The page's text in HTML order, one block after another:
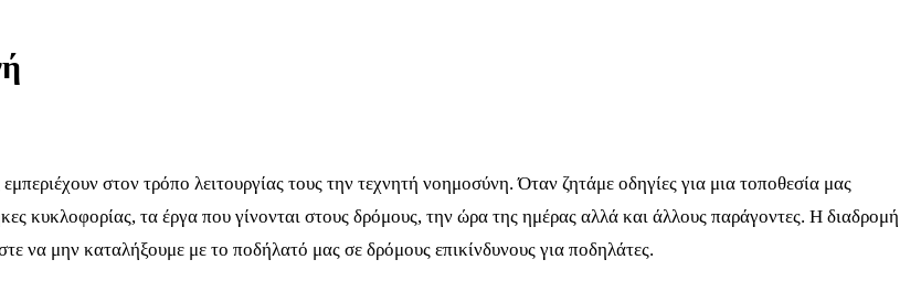
στον τρόπο λειτουργίας τους την τεχνητή νοημοσύνη. Όταν ζητάμε οδηγίες για μια τοποθεσία μας
κυκλοφορίας, τα έργα που γίνονται στους δρόμους, την ώρα της ημέρας αλλά και άλλους παράγοντες. Η διαδρομή
να μην καταλήξουμε με το ποδήλατό μας σε δρόμους επικίνδυνους για ποδηλάτες.